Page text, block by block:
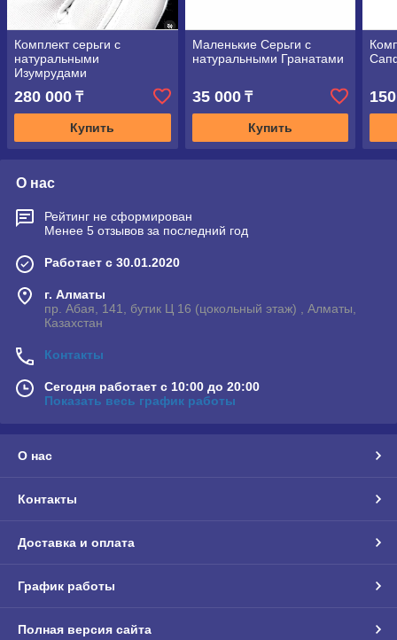
Комплект серьги с
натуральными
Изумрудами
280 000 ₸
Купить
Маленькие Серьги с
натуральными Гранатами
35 000₸
Купить
О нас
Рейтинг не сформирован
Менее 5 отзывов за последний год
Работает с 30.01.2020
г. Алматы
пр. Абая, 141, бутик Ц 16 (цокольный этаж) , Алматы,
Казахстан
Контакты
Сегодня работает с 10:00 до 20:00
Показать весь график работы
О нас
Контакты
Доставка и оплата
График работы
Полная версия сайта